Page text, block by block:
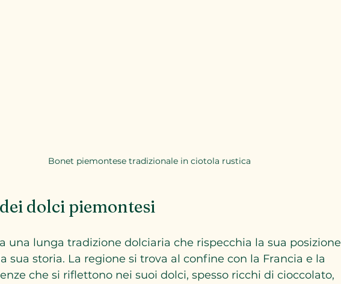
Bonet piemontese tradizionale in ciotola rustica
dolci piemontesi
una lunga tradizione dolciaria che rispecchia la sua posizione
sua storia. La regione si trova al confine con la Francia e la
che si riflettono nei suoi dolci, spesso ricchi di cioccolato,